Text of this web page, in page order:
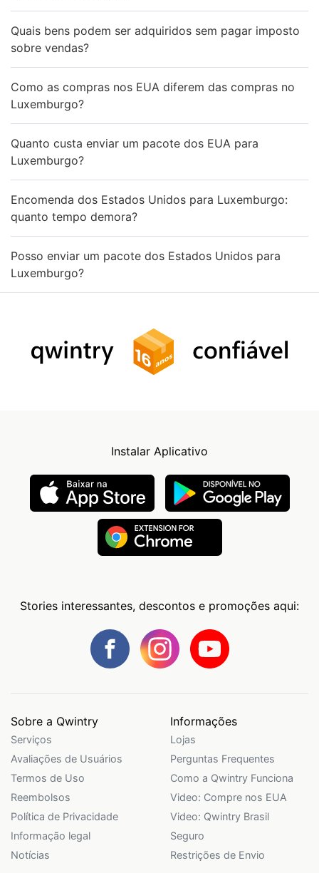
Quais bens podem ser adquiridos sem pagar imposto
sobre vendas?
Como as compras nos EUA diferem das compras no
Luxemburgo?
Quanto custa enviar um pacote dos EUA para
Luxemburgo?
Encomenda dos Estados Unidos para Luxemburgo:
quanto tempo demora?
Posso enviar um pacote dos Estados Unidos para
Luxemburgo?
Instalar Aplicativo
Stories interessantes, descontos e promoções aqui:
Sobre a Qwintry
Serviços
Avaliações de Usuários
Termos de Uso
Reembolsos
Política de Privacidade
Informação legal
Notícias
Informações
Lojas
Perguntas Frequentes
Como a Qwintry Funciona
Video: Compre nos EUA
Video: Qwintry Brasil
Seguro
Restrições de Envio